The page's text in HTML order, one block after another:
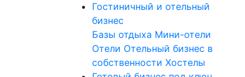
Гостиничный и отельный
бизнес
Базы отдыха Мини-отели
Отели Отельный бизнес в
собственности Хостелы